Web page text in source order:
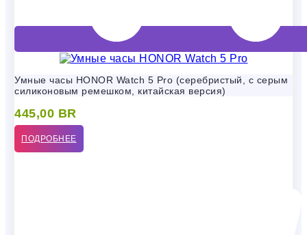
Умные часы HONOR Watch 5 Pro (серебристый, с серым
силиконовым ремешком, китайская версия)
445,00 BR
ПОДРОБНЕЕ